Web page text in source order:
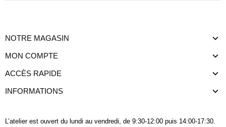
NOTRE MAGASIN
MON COMPTE
ACCÈS RAPIDE
INFORMATIONS
L’atelier est ouvert du lundi au vendredi, de 9:30-12:00 puis 14:00-17:30.